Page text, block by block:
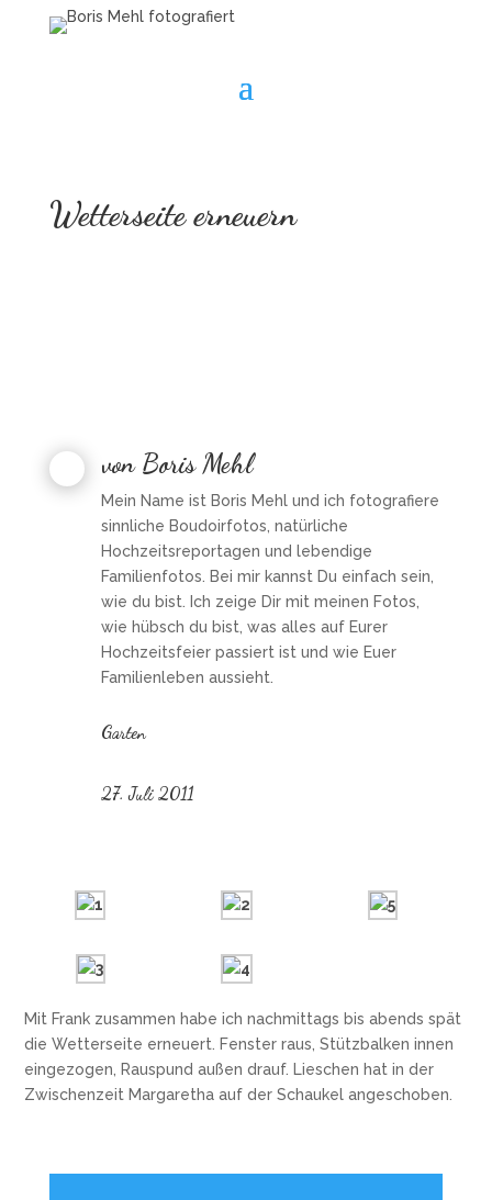
Wetterseite erneuern
von Boris Mehl
Mein Name ist Boris Mehl und ich fotografiere
sinnliche Boudoirfotos, natürliche
Hochzeitsreportagen und lebendige
Familienfotos. Bei mir kannst Du einfach sein,
wie du bist. Ich zeige Dir mit meinen Fotos,
wie hübsch du bist, was alles auf Eurer
Hochzeitsfeier passiert ist und wie Euer
Familienleben aussieht.
Garten
27. Juli 2011
Mit Frank zusammen habe ich nachmittags bis abends spät
die Wetterseite erneuert. Fenster raus, Stützbalken innen
eingezogen, Rauspund außen drauf. Lieschen hat in der
Zwischenzeit Margaretha auf der Schaukel angeschoben.